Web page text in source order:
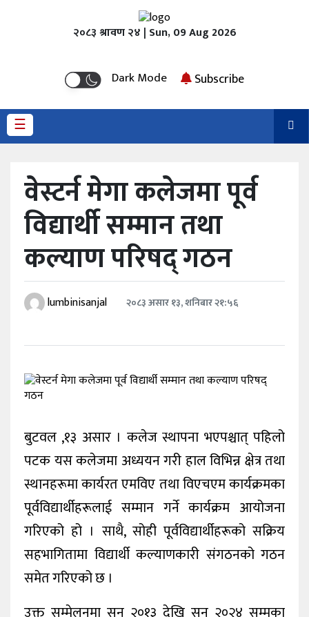
२०८३ श्रावण २४ | Sun, 09 Aug 2026
Dark Mode Subscribe
☰
राजनीति
शिक्षा
कृषि
स्वास्थ्य
पर्यटन
वेस्टर्न मेगा कलेजमा पूर्व
विद्यार्थी सम्मान तथा
कल्याण परिषद् गठन
lumbinisanjal २०८३ असार १३, शनिबार २१:५६
बुटवल ,१३ असार । कलेज स्थापना भएपश्चात् पहिलो
पटक यस कलेजमा अध्ययन गरी हाल विभिन्न क्षेत्र तथा
स्थानहरूमा कार्यरत एमविए तथा विएचएम कार्यक्रमका
पूर्वविद्यार्थीहरूलाई सम्मान गर्ने कार्यक्रम आयोजना
गरिएको हो । साथै, सोही पूर्वविद्यार्थीहरूको सक्रिय
सहभागितामा विद्यार्थी कल्याणकारी संगठनको गठन
समेत गरिएको छ ।